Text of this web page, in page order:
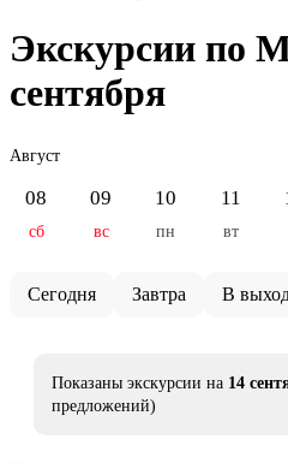
Экскурсии по
сентября
Август
08
сб
09
вс
10
пн
11
вт
Сегодня Завтра В
Показаны экскурсии на 14
предложений)